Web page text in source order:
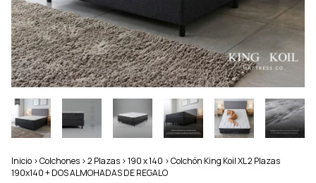
Inicio >Colchones >2 Plazas >190 x 140 >Colchón King Koil XL 2 Plazas
190x140 + DOS ALMOHADAS DE REGALO